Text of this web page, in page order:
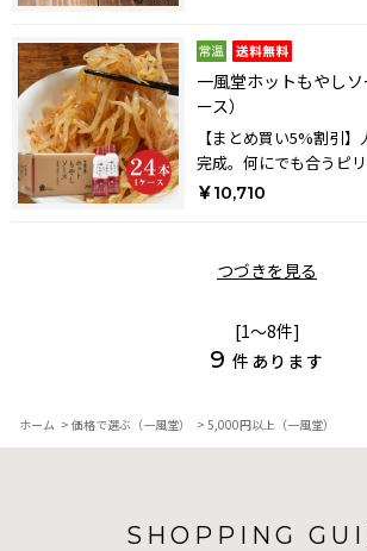
一風堂ホットもやし
ース）
【まとめ買い5%割引
完成。何にでも合うピリ
￥10,710
つづきを見る
[1～8件]
9 件あります
ホーム > 価格で選ぶ（一風堂） > 5,000円以上（一風堂）
SHOPPING